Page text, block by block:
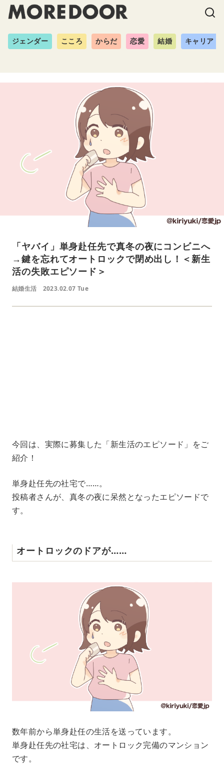
ジェンダー こころ からだ 恋愛 結婚 キャリア
「ヤバイ」単身赴任先で真冬の夜にコンビニへ
→鍵を忘れてオートロックで閉め出し！＜新生
活の失敗エピソード＞
結婚生活 2023.02.07 Tue
今回は、実際に募集した「新生活のエピソード」をご
紹介！
単身赴任先の社宅で……。
投稿者さんが、真冬の夜に呆然となったエピソードで
す。
オートロックのドアが……
数年前から単身赴任の生活を送っています。
単身赴任先の社宅は、オートロック完備のマンション
です。